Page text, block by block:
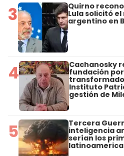
3 Quirno
Lula solicitó
argentino en
4 Cachanosky
fundación
Instituto
gestión de
5 Tercera
inteligencia
serían los